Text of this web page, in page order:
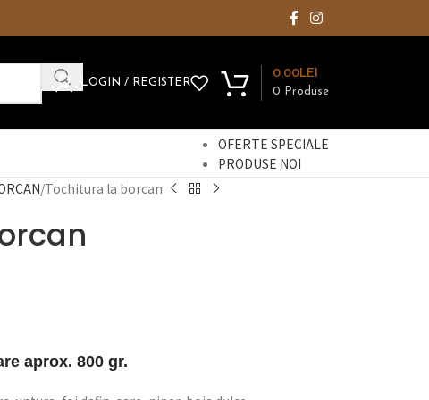
LOGIN / REGISTER
0 Produse
0.00LEI
OFERTE SPECIALE
PRODUSE NOI
Tochitura la borcan
aprox. 800 gr.